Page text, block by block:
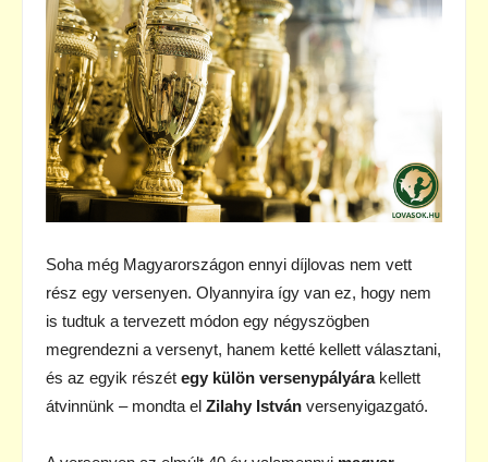
Soha még Magyarországon ennyi díjlovas nem vett
rész egy versenyen. Olyannyira így van ez, hogy nem
is tudtuk a tervezett módon egy négyszögben
megrendezni a versenyt, hanem ketté kellett választani,
és az egyik részét egy külön versenypályárakellett
átvinnünk – mondta el Zilahy István versenyigazgató.